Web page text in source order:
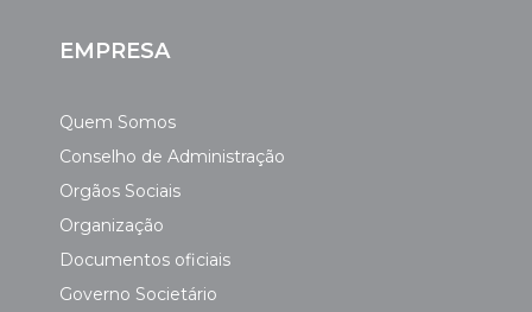
EMPRESA
Quem Somos
Conselho de Administração
Orgãos Sociais
Organização
Documentos oficiais
Governo Societário